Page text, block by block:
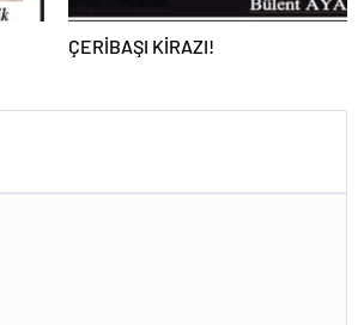
ÇERİBAŞI KİRAZI!